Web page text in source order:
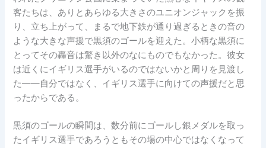
客たちは、ありとあらゆる大きさのユニオンジャックを振
り、立ち上がって、まるで地下鉄が通り過ぎるときの音の
ような大きな声援で黒須のゴールを迎えた。小柄な黒須に
とってその轟音は驚き以外のなにものでもなかった。彼女
は近くにイギリス選手がいるのではないかと周りを見渡し
た――自分ではなく、イギリス選手に向けての声援だと思
ったからである。
黒須のゴールの瞬間は、数分前にゴールし銀メダルを取っ
たイギリス選手であろうともその場の中心ではなくなって